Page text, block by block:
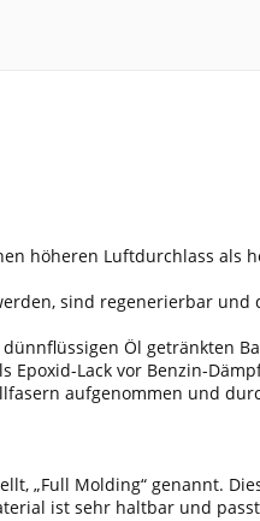
höheren Luftdurchlass als
sind regenerierbar
Öl getränkten
Lack vor Benzin-
aufgenommen und
„Full Molding“ genannt.
ist sehr haltbar und